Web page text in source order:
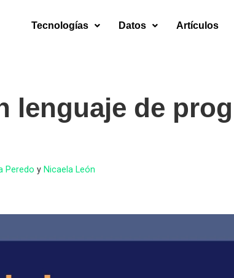
Tecnologías Datos Artículos
lenguaje de
Peredo y Nicaela León